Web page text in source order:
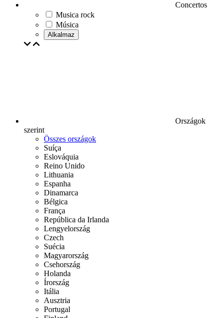
Concertos
Musica rock
Música
Alkalmaz
Országok
szerint
Összes országok
Suíça
Eslováquia
Reino Unido
Lithuania
Espanha
Dinamarca
Bélgica
França
República da Irlanda
Lengyelország
Czech
Suécia
Magyarország
Csehország
Holanda
Írország
Itália
Ausztria
Portugal